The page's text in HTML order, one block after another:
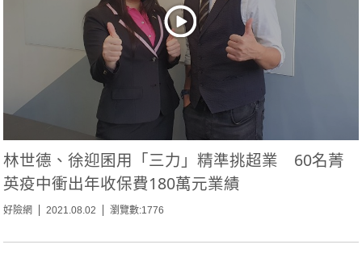
林世德、徐迎囷用「三力」精準挑超業 60名菁
英疫中衝出年收保費180萬元業績
好險網 2021.08.02 瀏覽數:1776